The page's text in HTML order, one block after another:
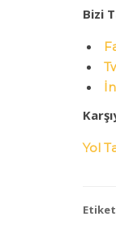
Bizi
Yol